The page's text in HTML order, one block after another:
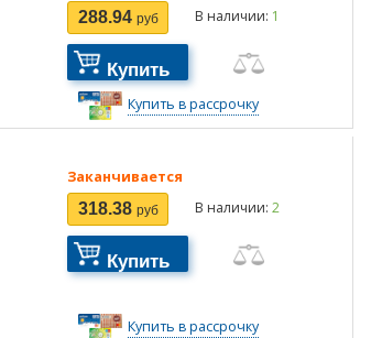
288.94 руб В наличии: 1
Купить
Купить в рассрочку
Заканчивается
318.38 руб В наличии:2
Купить
Купить в рассрочку